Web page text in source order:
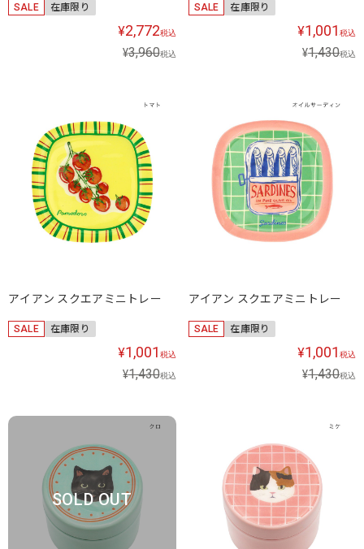
SALE 在庫限り
¥2,772税込
¥3,960税込
SALE 在庫限り
¥1,001 税込
¥1,430税込
アイアン スクエアミニトレー
SALE 在庫限り
¥1,001 税込
¥1,430税込
アイアン スクエアミニトレー
SALE 在庫限り
¥1,001 税込
¥1,430税込
SOLD OUT